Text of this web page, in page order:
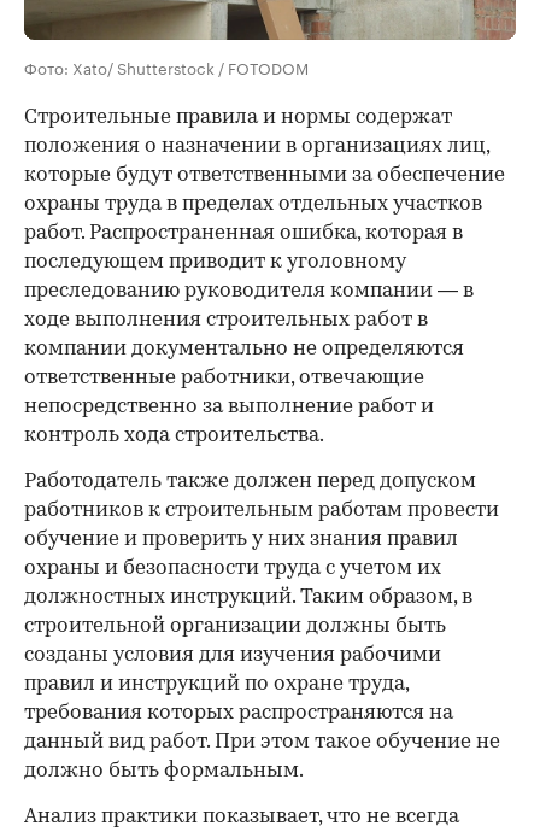
Фото: Xato/ Shutterstock / FOTODOM
Строительные правила и нормы содержат
положения о назначении в организациях лиц,
которые будут ответственными за обеспечение
охраны труда в пределах отдельных участков
работ. Распространенная ошибка, которая в
последующем приводит к уголовному
преследованию руководителя компании — в
ходе выполнения строительных работ в
компании документально не определяются
ответственные работники, отвечающие
непосредственно за выполнение работ и
контроль хода строительства.
Работодатель также должен перед допуском
работников к строительным работам провести
обучение и проверить у них знания правил
охраны и безопасности труда с учетом их
должностных инструкций. Таким образом, в
строительной организации должны быть
созданы условия для изучения рабочими
правил и инструкций по охране труда,
требования которых распространяются на
данный вид работ. При этом такое обучение не
должно быть формальным.
Анализ практики показывает, что не всегда